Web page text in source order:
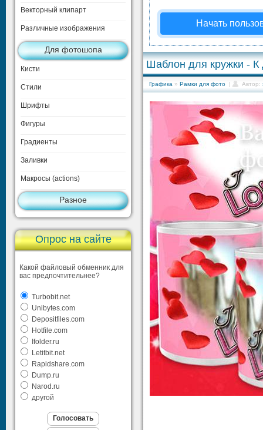
Векторный клипарт
Различные изображения
Для фотошопа
Кисти
Стили
Шрифты
Фигуры
Градиенты
Заливки
Макросы (actions)
Разное
Опрос на сайте
Какой файловый обменник для
вас предпочтительнее?
Turbobit.net
Unibytes.com
Depositfiles.com
Hotfile.com
Ifolder.ru
Letitbit.net
Rapidshare.com
Dump.ru
Narod.ru
другой
Начать
Шаблон для кружки -
Графика » Рамки для фото | Автор: